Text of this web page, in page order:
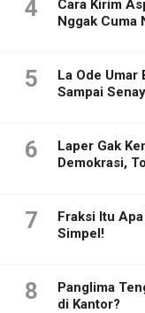
4
Cara Kirim
Nggak Cuma
5
La Ode Umar
Sampai
6
Laper Gak
Demokrasi,
7
Fraksi Itu
Simpel!
8
Panglima
di Kantor?